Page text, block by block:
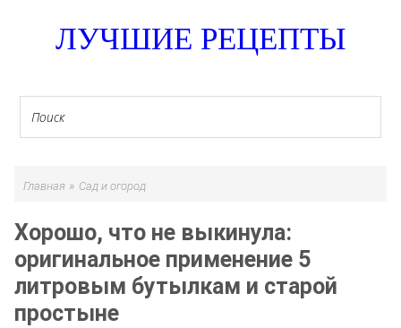
ЛУЧШИЕ РЕЦЕПТЫ
Главная » Сад и огород
Хорошо, что не выкинула:
оригинальное применение 5
литровым бутылкам и старой
простыне